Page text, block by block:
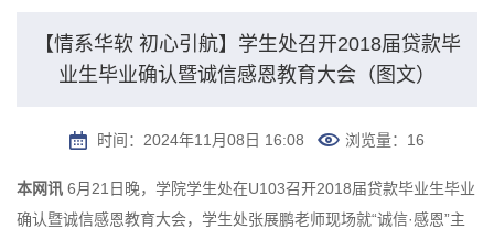
【情系华软 初心引航】学生处召开2018届贷款毕
业生毕业确认暨诚信感恩教育大会（图文）
时间：2024年11月08日 16:08 浏览量： 16
本网讯 6月21日晚，学院学生处在U103召开2018届贷款毕业生毕业
确认暨诚信感恩教育大会，学生处张展鹏老师现场就“诚信·感恩”主